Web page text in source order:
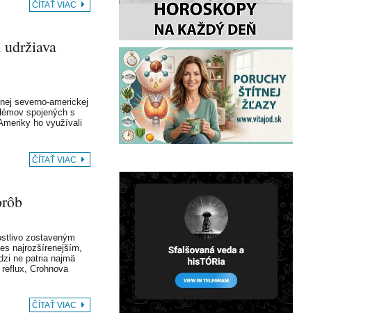
ČÍTAŤ VIAC
severno-americkej
spojených s
ho využívali
ČÍTAŤ VIAC
zostaveným
najrozšírenejším,
ne patria najmä
Crohnova
ČÍTAŤ VIAC